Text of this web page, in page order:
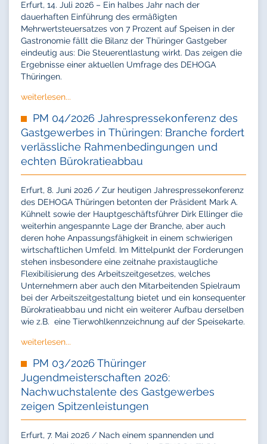
Erfurt, 14. Juli 2026 – Ein halbes Jahr nach der
dauerhaften Einführung des ermäßigten
Mehrwertsteuersatzes von 7 Prozent auf Speisen in der
Gastronomie fällt die Bilanz der Thüringer Gastgeber
eindeutig aus: Die Steuerentlastung wirkt. Das zeigen die
Ergebnisse einer aktuellen Umfrage des DEHOGA
Thüringen.
weiterlesen...
PM 04/2026 Jahrespressekonferenz des
Gastgewerbes in Thüringen: Branche fordert
verlässliche Rahmenbedingungen und
echten Bürokratieabbau
Erfurt, 8. Juni 2026 / Zur heutigen Jahrespressekonferenz
des DEHOGA Thüringen betonten der Präsident Mark A.
Kühnelt sowie der Hauptgeschäftsführer Dirk Ellinger die
weiterhin angespannte Lage der Branche, aber auch
deren hohe Anpassungsfähigkeit in einem schwierigen
wirtschaftlichen Umfeld. Im Mittelpunkt der Forderungen
stehen insbesondere eine zeitnahe praxistaugliche
Flexibilisierung des Arbeitszeitgesetzes, welches
Unternehmern aber auch den Mitarbeitenden Spielraum
bei der Arbeitszeitgestaltung bietet und ein konsequenter
Bürokratieabbau und nicht ein weiterer Aufbau derselben
wie z.B. eine Tierwohlkennzeichnung auf der Speisekarte.
weiterlesen...
PM 03/2026 Thüringer
Jugendmeisterschaften 2026:
Nachwuchstalente des Gastgewerbes
zeigen Spitzenleistungen
Erfurt, 7. Mai 2026 / Nach einem spannenden und